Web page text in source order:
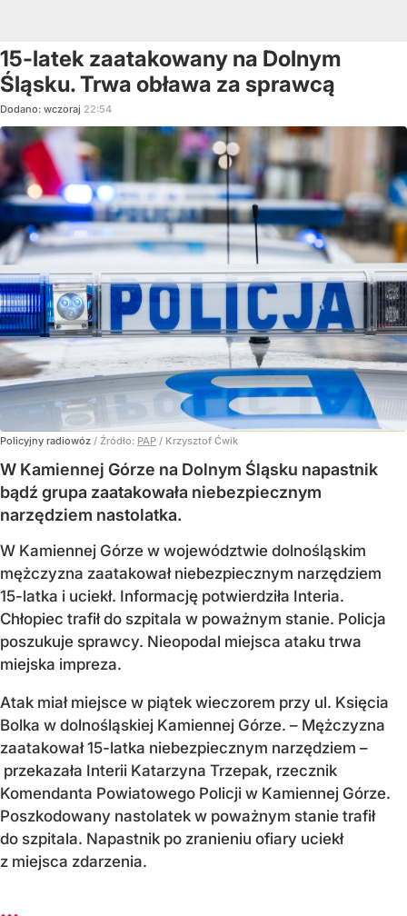
15-latek zaatakowany na Dolnym
Śląsku. Trwa obława za sprawcą
Dodano: wczoraj 22:54
Policyjny radiowóz / Źródło: PAP / Krzysztof Ćwik
W Kamiennej Górze na Dolnym Śląsku napastnik
bądź grupa zaatakowała niebezpiecznym
narzędziem nastolatka.
W Kamiennej Górze w województwie dolnośląskim
mężczyzna zaatakował niebezpiecznym narzędziem
15-latka i uciekł. Informację potwierdziła Interia.
Chłopiec trafił do szpitala w poważnym stanie. Policja
poszukuje sprawcy. Nieopodal miejsca ataku trwa
miejska impreza.
Atak miał miejsce w piątek wieczorem przy ul. Księcia
Bolka w dolnośląskiej Kamiennej Górze. – Mężczyzna
zaatakował 15-latka niebezpiecznym narzędziem –
przekazała Interii Katarzyna Trzepak, rzecznik
Komendanta Powiatowego Policji w Kamiennej Górze.
Poszkodowany nastolatek w poważnym stanie trafił
do szpitala. Napastnik po zranieniu ofiary uciekł
z miejsca zdarzenia.
...